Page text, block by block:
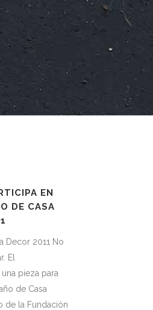
EN
DE CASA
Decor 2011 No
El
pieza para
de Casa
de la Fundación